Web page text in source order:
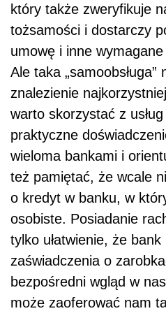
który także zweryfikuje
tożsamości i dostarczy
umowę i inne
Ale taka
znalezienie
warto skorzystać z
praktyczne
wieloma bankami i
też pamiętać, że wcale
o kredyt w banku, w
osobiste. Posiadanie
tylko ułatwienie, że
zaświadczenia o
bezpośredni wgląd w
może zaoferować nam